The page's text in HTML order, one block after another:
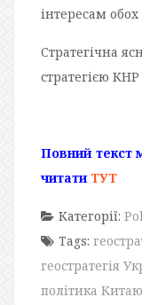
інтересам обох
Стратегічна
стратегією КНР
Повний текст
читати ТУТ
Категорії:
Tags:
геостратегія
політика Китаю